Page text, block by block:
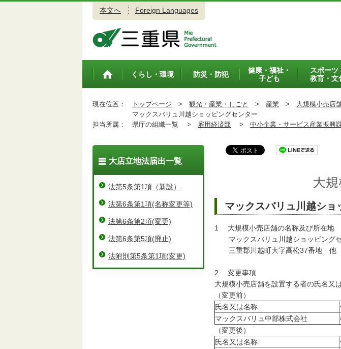
本文へ Foreign Languages
トップペ
くらし・環境 防災・防犯
健康・福祉・
子ども
スポーツ
教育・文
現在位置： トップページ > 観光・産業・しごと > 産業 > 大規模小売店
マックスバリュ川越ショッピングセンター
担当所属：
県庁の組織一覧 > 雇用経済部 > 中小企業・サービス産業振興
マックスバリュ川越ショ
1 大規模小売店舗の名称及び所在地
マックスバリュ川越ショッピング
三重郡川越町大字高松37番地 他
2 変更事項
大規模小売店舗を設置する者の氏名又
（変更前）
氏名又は名称
マックスバリュ中部株式会社
（変更後）
氏名又は名称
大店立地法届出一覧
法第5条第1項（新設）
法第6条第1項(名称変更等)
法第6条第2項(変更)
法第6条第5項(廃止)
法附則第5条第1項(変更)